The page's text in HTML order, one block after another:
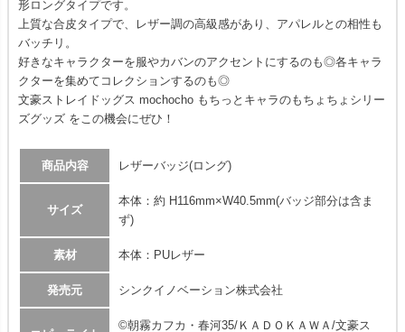
形ロングタイプです。
上質な合皮タイプで、レザー調の高級感があり、アパレルとの相性も
バッチリ。
好きなキャラクターを服やカバンのアクセントにするのも◎各キャラ
クターを集めてコレクションするのも◎
文豪ストレイドッグス mochocho もちっとキャラのもちょちょシリー
ズグッズ をこの機会にぜひ！
商品内容 レザーバッジ(ロング)
サイズ
本体：約 H116mm×W40.5mm(バッジ部分は含ま
ず)
素材 本体：PUレザー
発売元 シンクイノベーション株式会社
©朝霧カフカ・春河35/ＫＡＤＯＫＡＷＡ/文豪ス